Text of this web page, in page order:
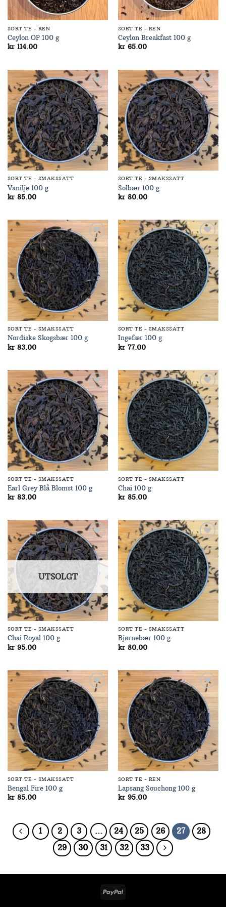
SORT TE - REN
Ceylon OP 100 g
kr114.00
SORT TE - REN
Ceylon Breakfast 100 g
kr65.00
Add to
Wishlist
SORT TE - SMAKSSATT
Vanilje 100 g
kr85.00
Add to
Wishlist
SORT TE - SMAKSSATT
Solbær 100 g
kr80.00
Add to
Wishlist
SORT TE - SMAKSSATT
Nordiske Skogsbær 100 g
kr83.00
Add to
Wishlist
SORT TE - SMAKSSATT
Ingefær 100 g
kr77.00
Add to
Wishlist
SORT TE - SMAKSSATT
Earl Grey Blå Blomst 100 g
kr83.00
Add to
Wishlist
SORT TE - SMAKSSATT
Chai 100 g
kr85.00
Add to
Wishlist
UTSOLGT
SORT TE - SMAKSSATT
Chai Royal 100 g
kr95.00
Add to
Wishlist
SORT TE - SMAKSSATT
Bjørnebær 100 g
kr80.00
Add to
Wishlist
SORT TE - SMAKSSATT
Bengal Fire 100 g
kr85.00
Add to
Wishlist
SORT TE - REN
Lapsang Souchong 100 g
kr95.00
1 2 3 … 24 25 26 27
28
29
30 31 32 33
PayPal